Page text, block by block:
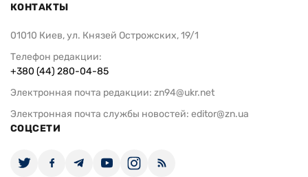
КОНТАКТЫ
01010 Киев, ул. Князей Острожских, 19/1
Телефон редакции:
+380 (44) 280-04-85
Электронная почта редакции: zn94@ukr.net
Электронная почта службы новостей: editor@zn.ua
СОЦСЕТИ